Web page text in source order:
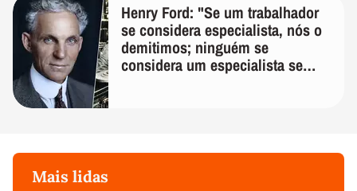
Henry Ford: "Se um trabalhador
se considera especialista, nós o
demitimos; ninguém se
considera um especialista se
Mais lidas